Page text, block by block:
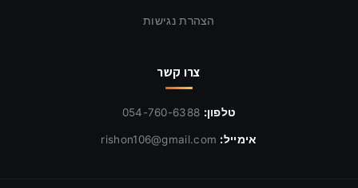
הצהרת נגישות
צרו קשר
טלפון: 054-760-6388
אימייל: rishon106@gmail.com